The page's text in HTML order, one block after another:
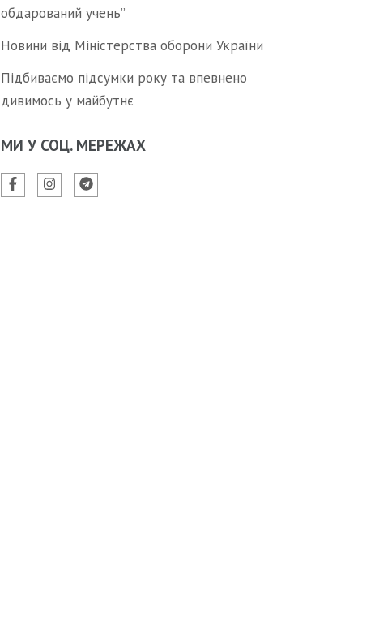
обдарований учень”
Новини від Міністерства оборони України
Підбиваємо підсумки року та впевнено
дивимось у майбутнє
МИ У СОЦ. МЕРЕЖАХ